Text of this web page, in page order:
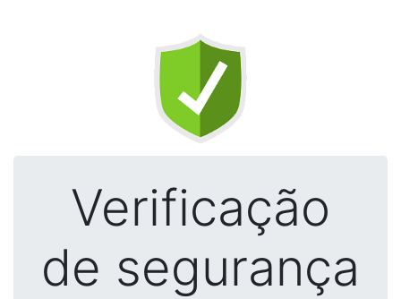
Verificação
de segurança